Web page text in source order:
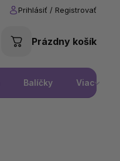
Prázdny košík
Balíčky Viac